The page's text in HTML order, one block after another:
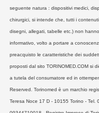
seguente natura : dispositivi medici,
chirurgici, si intende che, tutti i
disegni, allegati, tabelle etc.) non
informativo, volto a portare a
preacquisto le caratteristiche dei
proposti dal sito TORINOMED.COM si
a tutela del consumatore ed in
Reserved. Torinomed è un marchio
Teresa Noce 17 D - 10155 Torino -